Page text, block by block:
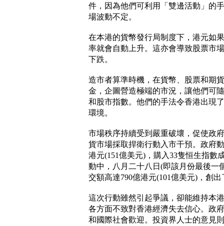
件，因為他們可利用「雙邊活動」的
場波動不定。
在本港的貨幣發行局制度下，港元如
率就會自動上升。這亦會導致股票市
下跌。
造市者算準時機，在貨幣、股票和期
金，企圖營造極端的市況，讓他們可
和股市指數。他們的手法令香港出現
環境。
市場秩序持續受到嚴重破壞，促使政
貨市場採取捍衛行動入市干預。政府
港元(151億美元)，購入33隻恒生指數
動中，八月二十八日(即該月份最後一
交額高達790億港元(101億美元)，創
這次行動雖然引起爭議，卻能維持本
各方面不致對香港經濟失去信心。政
和國際社會歡迎。投資界人士的意見